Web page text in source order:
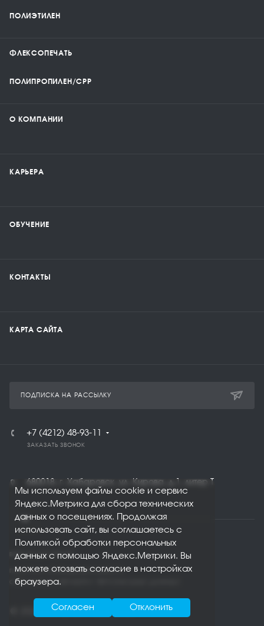
ПОЛИЭТИЛЕН
ФЛЕКСОПЕЧАТЬ
ПОЛИПРОПИЛЕН/CPP
О КОМПАНИИ
КАРЬЕРА
ОБУЧЕНИЕ
КОНТАКТЫ
КАРТА САЙТА
ПОДПИСКА НА РАССЫЛКУ
+7 (4212) 48-93-11
ЗАКАЗАТЬ ЗВОНОК
680018, г. Хабаровск, ул. Кирова, д.1, литер Т
ВЕРСИЯ ДЛЯ ПЕЧАТИ
ПОЛИТИКА КОНФИДЕНЦИАЛЬНОСТИ
СОГЛАСИЕ НА ОБРАБОТКУ ПЕРСОНАЛЬНЫХ ДАНННЫХ
© 2026 Все права защищены.
Мы используем файлы cookie и сервис
Яндекс.Метрика для сбора технических
данных о посещениях. Продолжая
использовать сайт, вы соглашаетесь с
Политикой обработки персональных
данных с помощью Яндекс.Метрики. Вы
можете отозвать согласие в настройках
браузера.
Согласен Отклонить